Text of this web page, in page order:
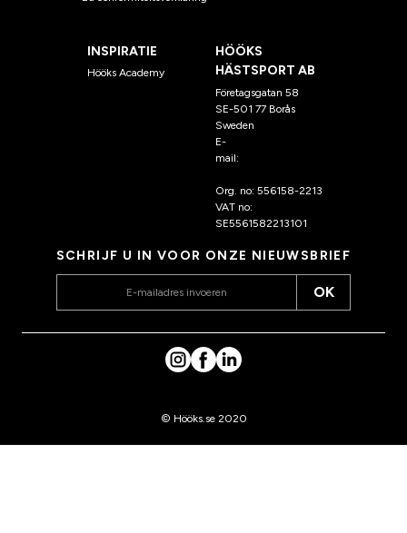
INSPIRATIE
Hööks Academy
HÖÖKS
HÄSTSPORT AB
Företagsgatan 58
SE-501 77 Borås
Sweden
E-
mail:
Org. no: 556158-2213
VAT no:
SE5561582213101
SCHRIJF U IN VOOR ONZE NIEUWSBRIEF
OK
© Hööks.se 2020